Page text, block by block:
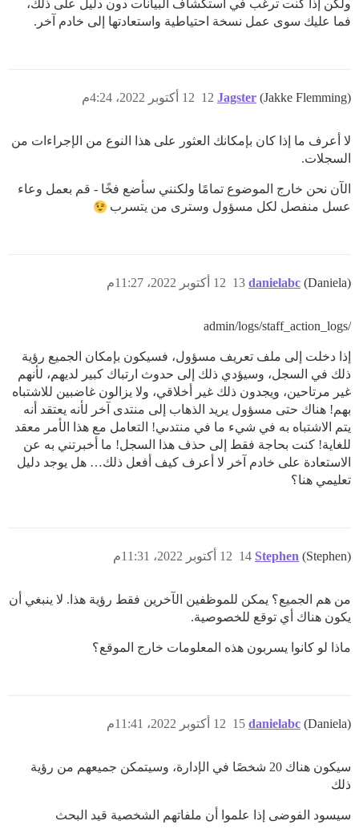
ولكن إذا كنت ترغب في استكشاف البيانات دون دليل على ذلك،
فما عليك سوى عمل نسخة احتياطية واستعادتها إلى خادم آخر.
Jagster (Jakke Flemming) 12 أكتوبر 2022، 4:24م 12
لا أعرف ما إذا كان بإمكانك العثور على هذا النوع من الإجراءات من
السجلات.
الآن نحن خارج الموضوع تمامًا ولكنني سأضع فخًا - قم بعمل وعاء
عسل منفصل لكل مسؤول وسترى من يتسرب
danielabc (Daniela) 12 أكتوبر 2022، 11:27م 13
/admin/logs/staff_action_logs
إذا دخلت إلى ملف تعريف مسؤول، فسيكون بإمكان الجميع رؤية
ذلك في السجل، وسيؤدي ذلك إلى حدوث ارتباك كبير لديهم، لأنهم
غير مرتاحين، ويجدون ذلك غير أخلاقي، ولا يزالون غاضبين للاشتباه
بهم! هناك حتى مسؤول يريد الذهاب إلى منتدى آخر لأنه يعتقد أنه
يتم الاشتباه به في شيء ما في منتدىي! التعامل مع هذا الأمر معقد
للغاية! كنت بحاجة فقط إلى حذف هذا السجل! ما أخبرتني به عن
الاستعادة على خادم آخر لا أعرف كيف أفعل ذلك… هل يوجد دليل
تعليمي هنا؟
Stephen (Stephen) 12 أكتوبر 2022، 11:31م 14
من هم الجميع؟ يمكن للموظفين الآخرين فقط رؤية هذا. لا ينبغي أن
يكون هناك أي توقع للخصوصية.
ماذا لو كانوا يسربون هذه المعلومات خارج الموقع؟
danielabc (Daniela) 12 أكتوبر 2022، 11:41م 15
سيكون هناك 20 شخصًا في الإدارة، وسيتمكن جميعهم من رؤية
ذلك
سيسود الفوضى إذا علموا أن ملفاتهم الشخصية قيد البحث